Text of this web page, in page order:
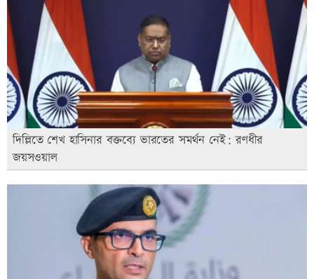
দিল্লিতে শেখ হাসিনার বক্তব্যে ভারতের সমর্থন নেই: রণধীর
জয়সওয়াল